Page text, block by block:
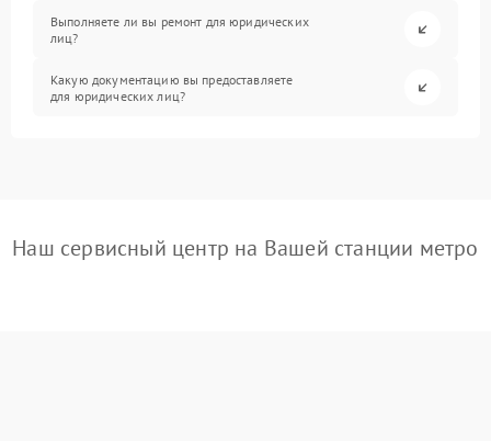
Выполняете ли вы ремонт для юридических
лиц?
Какую документацию вы предоставляете
для юридических лиц?
Наш сервисный центр на Вашей станции метро